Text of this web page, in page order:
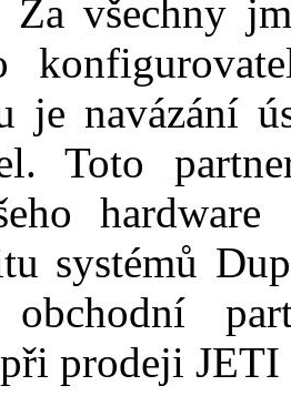
Za všechny
je navázání
Toto
systémů
prodeji